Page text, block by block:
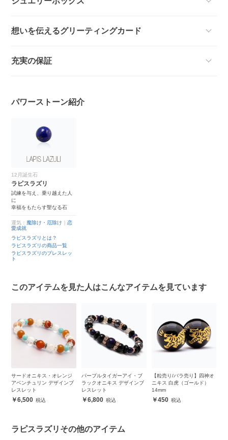
想いを伝えるグリーティングカード
充実の保証
パワーストーン紹介
12月誕生石
ラピスラズリ
試練を与え、乗り越えた人
に
幸福をもたらす聖なる石
運気： 魔除け・厄除け ｜恋
愛成就
ラピスラズリとは？
ラピスラズリの商品一覧
ラピスラズリのブレスレッ
ト
このアイテムを見た人はこんなアイテムを見ています
サードオニキス・オレンジ
アベンチュリン デザインブ
レスレット
6,500
パープルタイガーアイ・ブ
ラックオニキス デザインブ
レスレット
6,800
【粒売り/バラ売り】四神オ
ニキス 白虎（ゴールド）
14mm
450
ラピスラズリその他のアイテム